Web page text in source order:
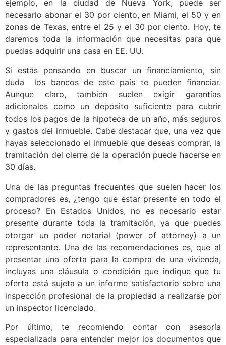
ejemplo, en la ciudad de Nueva York, puede ser
necesario abonar el 30 por ciento, en Miami, el 50 y en
zonas de Texas, entre el 25 y el 30 por ciento. Hoy, te
daremos toda la información que necesitas para que
puedas adquirir una casa en EE. UU.
Si estás pensando en buscar un financiamiento, sin
duda los bancos de este país te pueden financiar.
Aunque claro, también suelen exigir garantías
adicionales como un depósito suficiente para cubrir
todos los pagos de la hipoteca de un año, más seguros
y gastos del inmueble. Cabe destacar que, una vez que
hayas seleccionado el inmueble que deseas comprar, la
tramitación del cierre de la operación puede hacerse en
30 días.
Una de las preguntas frecuentes que suelen hacer los
compradores es, ¿tengo que estar presente en todo el
proceso? En Estados Unidos, no es necesario estar
presente durante toda la tramitación, ya que puedes
otorgar un poder notarial (power of attorney) a un
representante. Una de las recomendaciones es, que al
presentar una oferta para la compra de una vivienda,
incluyas una cláusula o condición que indique que tu
oferta está sujeta a un informe satisfactorio sobre una
inspección profesional de la propiedad a realizarse por
un inspector licenciado.
Por último, te recomiendo contar con asesoría
especializada para entender mejor los documentos que